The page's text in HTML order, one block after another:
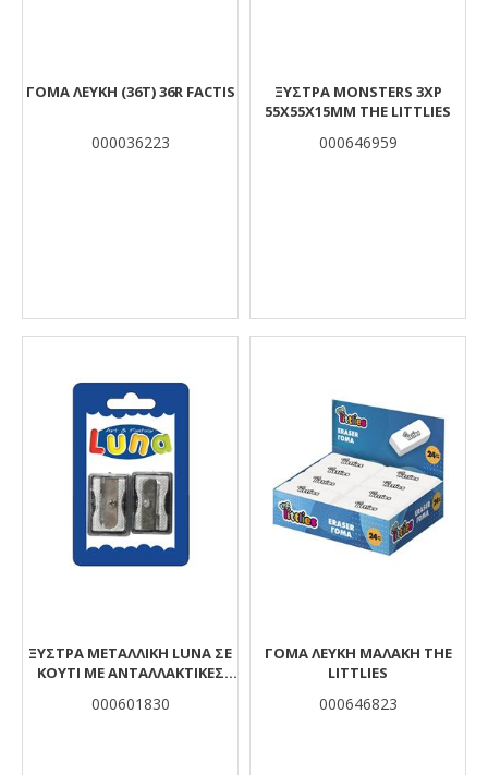
ΓΟΜΑ ΛΕΥΚΗ (36Τ) 36R FACTIS
000036223
ΞΥΣΤΡΑ MONSTERS 3ΧΡ
55Χ55X15MM THE LITTLIES
000646959
ΞΎΣΤΡΑ ΜΕΤΑΛΛΙΚΉ LUNA ΣΕ
ΚΟΥΤΊ ΜΕ ΑΝΤΑΛΛΑΚΤΙΚΈΣ
000601830
ΓΟΜΑ ΛΕΥΚΗ ΜΑΛΑΚΗ THE
LITTLIES
000646823